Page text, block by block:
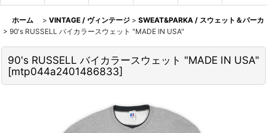
ホーム > VINTAGE / ヴィンテージ > SWEAT&PARKA / スウェット＆パーカ
> 90's RUSSELL バイカラースウェット "MADE IN USA"
90's RUSSELL バイカラースウェット "MADE IN USA"
[mtp044a2401486833]